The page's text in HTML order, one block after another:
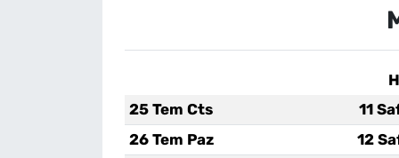
25 Tem Cts
11
26 Tem Paz
12